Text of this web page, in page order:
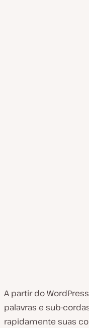
A partir do
palavras e sub-
rapidamente suas